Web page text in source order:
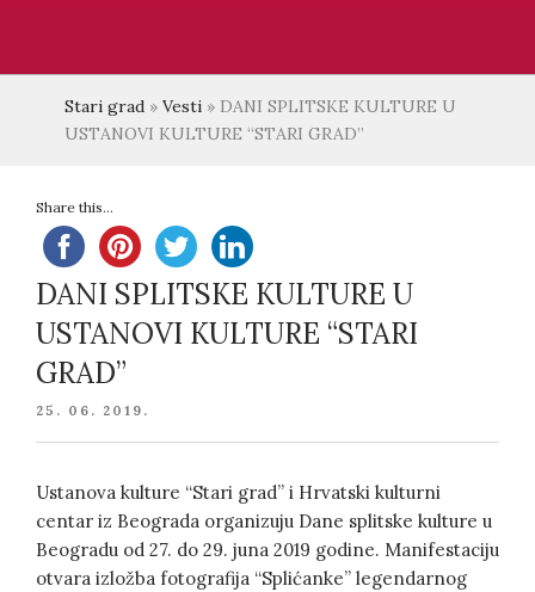
Stari grad » Vesti » DANI SPLITSKE KULTURE U
USTANOVI KULTURE “STARI GRAD”
Share this...
DANI SPLITSKE KULTURE U
USTANOVI KULTURE “STARI
GRAD”
POSTED
25. 06. 2019.
Ustanova kulture “Stari grad” i Hrvatski kulturni
centar iz Beograda organizuju Dane splitske kulture u
Beogradu od 27. do 29. juna 2019 godine. Manifestaciju
otvara izložba fotografija “Splićanke” legendarnog